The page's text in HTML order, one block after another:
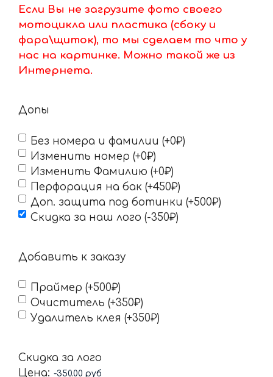
Если Вы не загрузите фото своего
мотоцикла или пластика (сбоку и
фара\щиток), то мы сделаем то что у
нас на картинке. Можно такой же из
Интернета.
Допы
Без номера и фамилии (+0₽)
Изменить номер (+0₽)
Изменить Фамилию (+0₽)
Перфорация на бак (+450₽)
Доп. защита под ботинки (+500₽)
Скидка за наш лого (-350₽)
Добавить к заказу
Праймер (+500₽)
Очиститель (+350₽)
Удалитель клея (+350₽)
Скидка за лого
Цена: